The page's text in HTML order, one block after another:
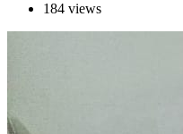
184 views